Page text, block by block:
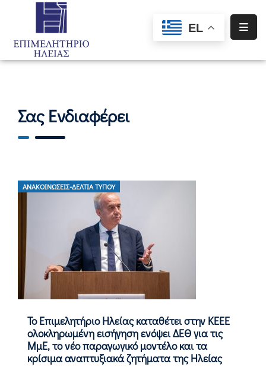
EL
Αρχική
Ειδική
Προγράμματα
Χρηματοδότησης
Επικοινωνία
Σας Ενδιαφέρει
ΑΝΑΚΟΙΝΏΣΕΙΣ-ΔΕΛΤΊΑ ΤΎΠΟΥ
Το Επιμελητήριο Ηλείας καταθέτει στην ΚΕΕΕ
ολοκληρωμένη εισήγηση ενόψει ΔΕΘ για τις
ΜμΕ, το νέο παραγωγικό μοντέλο και τα
κρίσιμα αναπτυξιακά ζητήματα της Ηλείας